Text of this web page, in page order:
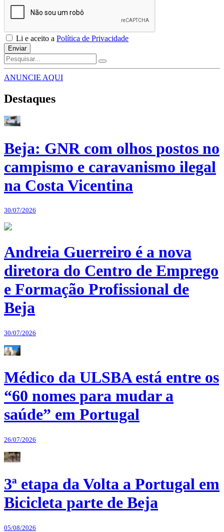
Li e aceito a Política de Privacidade
Enviar
ANUNCIE AQUI
Destaques
Beja: GNR com olhos postos no
campismo e caravanismo ilegal
na Costa Vicentina
30/07/2026
Andreia Guerreiro é a nova
diretora do Centro de Emprego
e Formação Profissional de
Beja
30/07/2026
Médico da ULSBA está entre os
“60 nomes para mudar a
saúde” em Portugal
26/07/2026
3ª etapa da Volta a Portugal em
Bicicleta parte de Beja
05/08/2026